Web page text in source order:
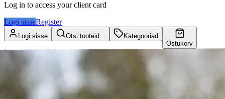
Log in to access your client card
Logi sisseRegister
Logi sisse Otsi tooteid...
Kategooriad
Ostukorv
Kliendikaart